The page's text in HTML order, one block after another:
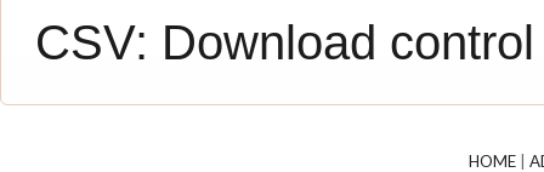
CSV: Download
HOME|